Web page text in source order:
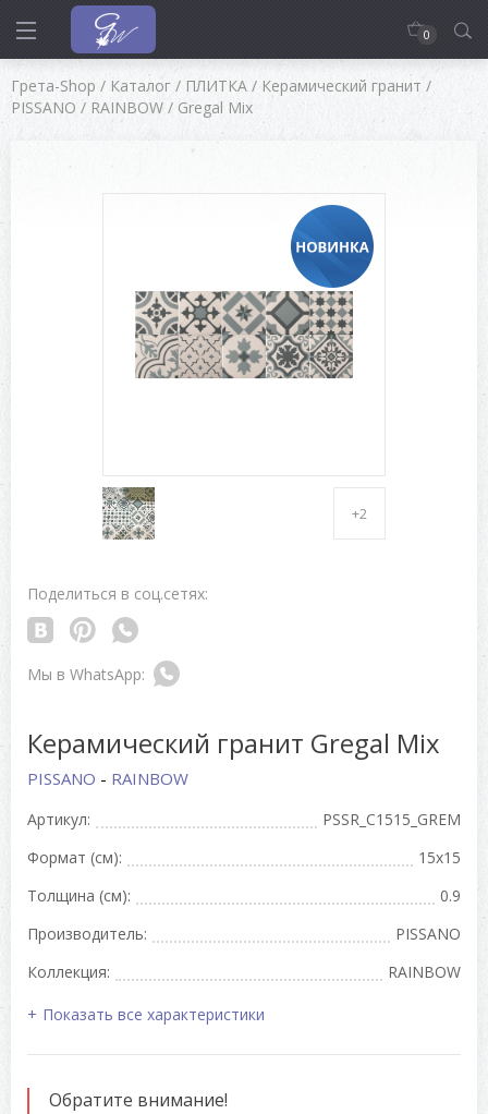
0
Грета-Shop / Каталог / ПЛИТКА / Керамический гранит /
PISSANO / RAINBOW / Gregal Mix
+2
Поделиться в соц.сетях:
Керамический гранит Gregal Mix
PISSANO - RAINBOW
Артикул:
PSSR_C1515_GREM
Формат (см):
15x15
Толщина (см):
0.9
Производитель:
PISSANO
Коллекция:
RAINBOW
Показать все характеристики
Обратите внимание!